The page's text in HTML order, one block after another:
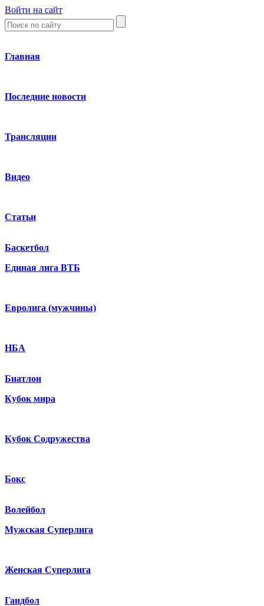
Войти на сайт
Главная
Последние новости
Трансляции
Видео
Статьи
Баскетбол
Единая лига ВТБ
Евролига (мужчины)
НБА
Биатлон
Кубок мира
Кубок Содружества
Бокс
Волейбол
Мужская Суперлига
Женская Суперлига
Гандбол